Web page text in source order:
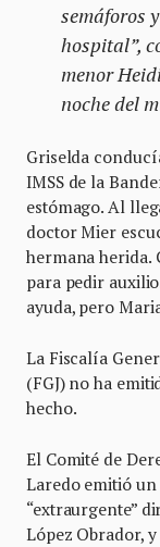
semáforos
hospital”,
menor
noche del
Griselda
IMSS de la
estómago. Al
doctor Mier
hermana herida.
para pedir
ayuda, pero
La Fiscalía
(FGJ) no ha
hecho.
El Comité de
Laredo emitió
“extraurgente”
López Obrador,